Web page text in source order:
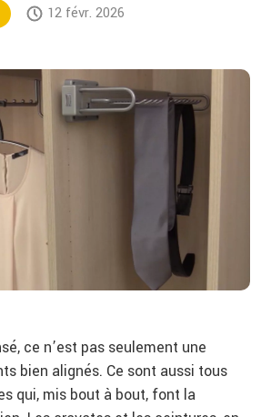
12 févr. 2026
ce n’est pas seulement une
bien alignés. Ce sont aussi tous
qui, mis bout à bout, font la